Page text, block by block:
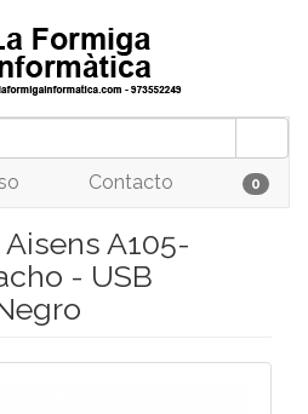
Contacto 0
A105-
- USB